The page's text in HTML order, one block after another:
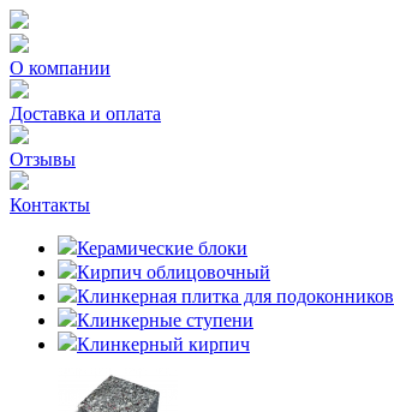
О компании
Доставка и оплата
Отзывы
Контакты
Керамические блоки
Кирпич облицовочный
Клинкерная плитка для подоконников
Клинкерные ступени
Клинкерный кирпич